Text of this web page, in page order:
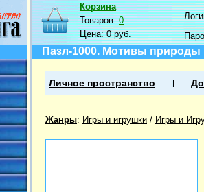
Корзина
Товаров:0
Цена:0 руб.
Пазл-1000. Мотивы природы
Личное пространство
Жанры: Игры и игрушки / Игры и